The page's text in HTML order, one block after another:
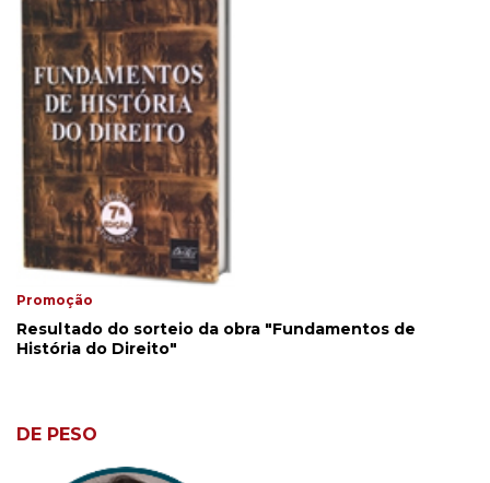
Promoção
Resultado do sorteio da obra "Fundamentos de
História do Direito"
DE PESO